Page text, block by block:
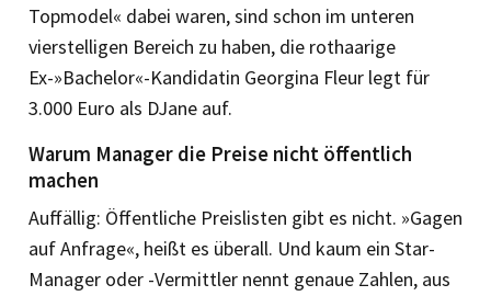
Topmodel« dabei waren, sind schon im unteren
vierstelligen Bereich zu haben, die rothaarige
Ex-»Bachelor«-Kandidatin Georgina Fleur legt für
3.000 Euro als DJane auf.
Warum Manager die Preise nicht öffentlich
machen
Auffällig: Öffentliche Preislisten gibt es nicht. »Gagen
auf Anfrage«, heißt es überall. Und kaum ein Star-
Manager oder -Vermittler nennt genaue Zahlen, aus